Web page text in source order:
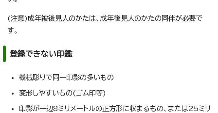
(注意)成年被後見人のかたは、成年後見人のかたの同伴が必要で
す。
登録できない印鑑
機械彫りで同一印影の多いもの
変形しやすいもの(ゴム印等)
印影が一辺8ミリメートルの正方形に収まるもの、または25ミリ